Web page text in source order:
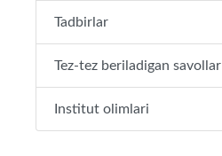
Tadbirlar
Tez-tez beriladigan savollar
Institut olimlari